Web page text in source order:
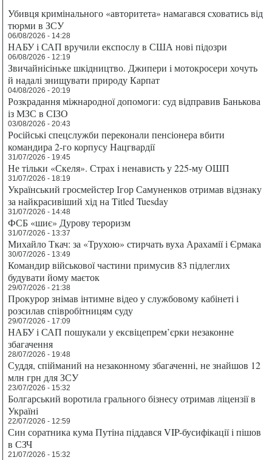
Убивця кримінального «авторитета» намагався сховатись від
тюрми в ЗСУ
06/08/2026 - 14:28
НАБУ і САП вручили експослу в США нові підозри
06/08/2026 - 12:19
Звичайнісіньке шкідництво. Джипери і мотокросери хочуть
й надалі знищувати природу Карпат
04/08/2026 - 20:19
Розкрадання міжнародної допомоги: суд відправив Банькова
із МЗС в СІЗО
03/08/2026 - 20:43
Російські спецслужби переконали пенсіонера вбити
командира 2-го корпусу Нацгвардії
31/07/2026 - 19:45
Не тільки «Скеля». Страх і ненависть у 225-му ОШП
31/07/2026 - 18:19
Український гросмейстер Ігор Самуненков отримав відзнаку
за найкрасивіший хід на Titled Tuesday
31/07/2026 - 14:48
ФСБ «шиє» Дурову тероризм
31/07/2026 - 13:37
Михайло Ткач: за «Трухою» стирчать вуха Арахамії і Єрмака
30/07/2026 - 13:49
Командир військової частини примусив 83 підлеглих
будувати йому маєток
29/07/2026 - 21:38
Прокурор знімав інтимне відео у службовому кабінеті і
розсилав співробітницям суду
29/07/2026 - 17:09
НАБУ і САП пошукали у ексвіцепрем’єрки незаконне
збагачення
28/07/2026 - 19:48
Суддя, спійманий на незаконному збагаченні, не знайшов 12
млн грн для ЗСУ
23/07/2026 - 15:32
Болгарський воротила грального бізнесу отримав ліцензії в
Україні
22/07/2026 - 12:59
Син соратника кума Путіна піддався VIP-бусифікації і пішов
в СЗЧ
21/07/2026 - 15:32